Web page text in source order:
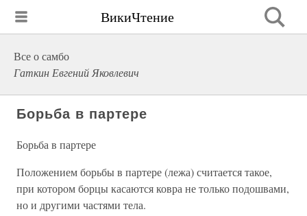
ВикиЧтение
Все о самбо
Гаткин Евгений Яковлевич
Борьба в партере
Борьба в партере
Положением борьбы в партере (лежа) считается такое,
при котором борцы касаются ковра не только подошвами,
но и другими частями тела.